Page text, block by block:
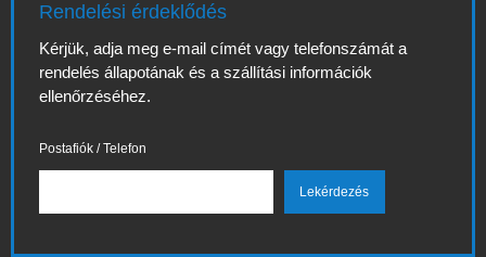
Rendelési érdeklődés
Kérjük, adja meg e-mail címét vagy telefonszámát a
rendelés állapotának és a szállítási információk
ellenőrzéséhez.
Postafiók / Telefon